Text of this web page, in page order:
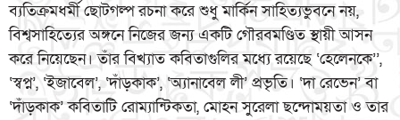
ব্যতিক্রমধর্মী ছোটগল্প রচনা করে শুধু মার্কিন সাহিত্যভুবনে নয়,
বিশ্বসাহিত্যের অঙ্গনে নিজের জন্য একটি গৌরবমণ্ডিত স্থায়ী আসন
করে নিয়েছেন। তাঁর বিখ্যাত কবিতাগুলির মধ্যে রয়েছে ‘হেলেনকে’’,
‘স্বপ্ন’, ‘ইজাবেল’, ‘দাঁড়কাক’, ‘অ্যানাবেল লী’ প্রভৃতি। ‘দা রেভেন’ বা
‘দাঁড়কাক’ কবিতাটি রোম্যান্টিকতা, মোহন সুরেলা ছন্দোময়তা ও তার